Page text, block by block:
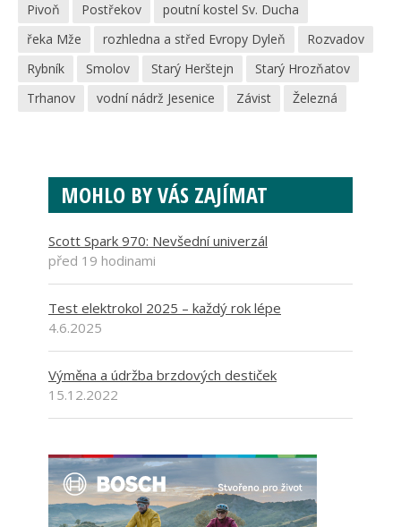
Pivoň
Postřekov
poutní kostel Sv. Ducha
řeka Mže
rozhledna a střed Evropy Dyleň
Rozvadov
Rybník
Smolov Starý Herštejn
Starý Hrozňatov
Trhanov
vodní nádrž Jesenice Závist Železná
MOHLO BY VÁS ZAJÍMAT
Scott Spark 970: Nevšední univerzál
před 19 hodinami
Test elektrokol 2025 – každý rok lépe
4.6.2025
Výměna a údržba brzdových destiček
15.12.2022